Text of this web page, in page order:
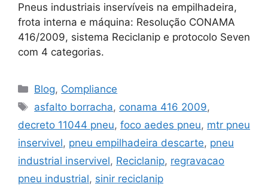
Pneus industriais inservíveis na empilhadeira,
frota interna e máquina: Resolução CONAMA
416/2009, sistema Reciclanip e protocolo Seven
com 4 categorias.
Blog, Compliance
asfalto borracha, conama 416 2009,
decreto 11044 pneu, foco aedes pneu, mtr pneu
inservivel, pneu empilhadeira descarte, pneu
industrial inservivel, Reciclanip, regravacao
pneu industrial, sinir reciclanip